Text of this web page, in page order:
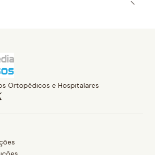
Ortopédicos e Hospitalares